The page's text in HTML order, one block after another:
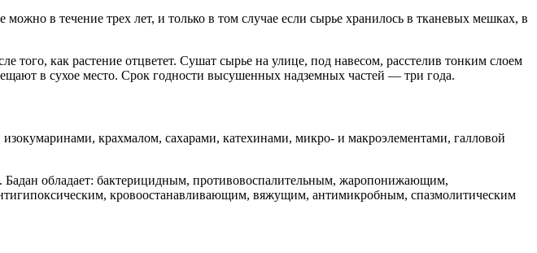
в течение трех лет, и только в том случае если сырье хранилось в тканевых мешках, в
того, как растение отцветет. Сушат сырье на улице, под навесом, расстелив тонким слоем
в сухое место. Срок годности высушенных надземных частей — три года.
крахмалом, сахарами, катехинами, микро- и макроэлементами, галловой
Бадан обладает: бактерицидным, противовоспалительным, жаропонижающим,
кровоостанавливающим, вяжущим, антимикробным, спазмолитическим